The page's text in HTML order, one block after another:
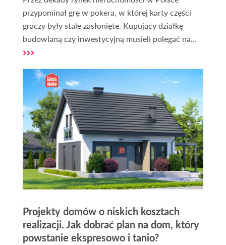
przypominał grę w pokera, w której karty części
graczy były stale zasłonięte. Kupujący działkę
budowlaną czy inwestycyjną musieli polegać na
cenach ofertowych, które – jak wiemy – często
transakcyjnych często o 10, 20, a nawet 30%.
Uwolnienie rejestru cen nieruchomości to może
być jednak moment zwrotny. To przejście od
"rynku intuicji" do "rynku danych".
Projekty domów o niskich kosztach
realizacji. Jak dobrać plan na dom, który
powstanie ekspresowo i tanio?